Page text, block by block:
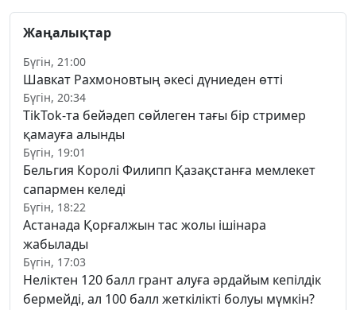
Жаңалықтар
Бүгін, 21:00
Шавкат Рахмоновтың әкесі дүниеден өтті
Бүгін, 20:34
TikTok-та бейәдеп сөйлеген тағы бір стример
қамауға алынды
Бүгін, 19:01
Бельгия Королі Филипп Қазақстанға мемлекет
сапармен келеді
Бүгін, 18:22
Астанада Қорғалжын тас жолы ішінара
жабылады
Бүгін, 17:03
Неліктен 120 балл грант алуға әрдайым кепілдік
бермейді, ал 100 балл жеткілікті болуы мүмкін?